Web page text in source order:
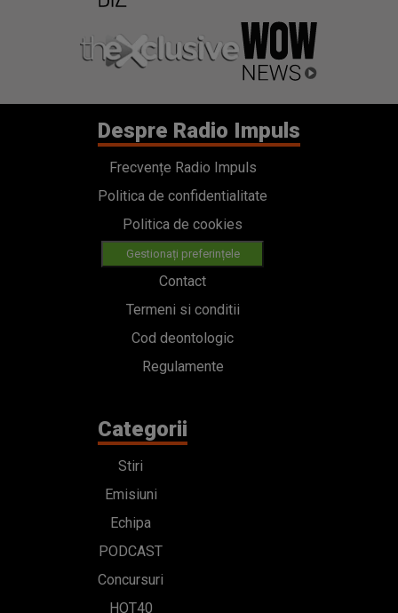
Despre Radio Impuls
Frecvențe Radio Impuls
Politica de confidentialitate
Politica de cookies
Gestionați preferințele
Contact
Termeni si conditii
Cod deontologic
Regulamente
Categorii
Stiri
Emisiuni
Echipa
PODCAST
Concursuri
HOT40